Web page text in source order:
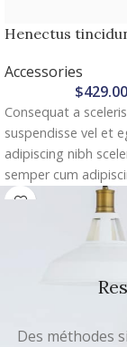
Henectus
Accessories
$429.00
Consequat a
suspendisse vel et
adipiscing nibh
semper cum
adipiscing est
vestibulum. Aliquet
aptent ullam corper
accumsan.
nec ipsum a urna ac
Des méthodes